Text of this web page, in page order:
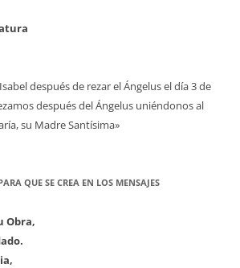
después de rezar el Ángelus el día 3 de
después del Ángelus uniéndonos al
su Madre Santísima»
QUE SE CREA EN LOS MENSAJES
Obra,